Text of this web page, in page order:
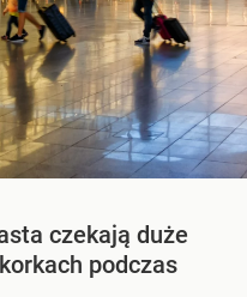
czekają duże
podczas